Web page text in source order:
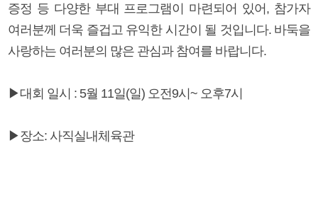
증정 등 다양한 부대 프로그램이 마련되어 있어, 참가자
여러분께 더욱 즐겁고 유익한 시간이 될 것입니다. 바둑을
사랑하는 여러분의 많은 관심과 참여를 바랍니다.
▶대회 일시 : 5월 11일(일) 오전9시~ 오후7시
▶장소: 사직실내체육관